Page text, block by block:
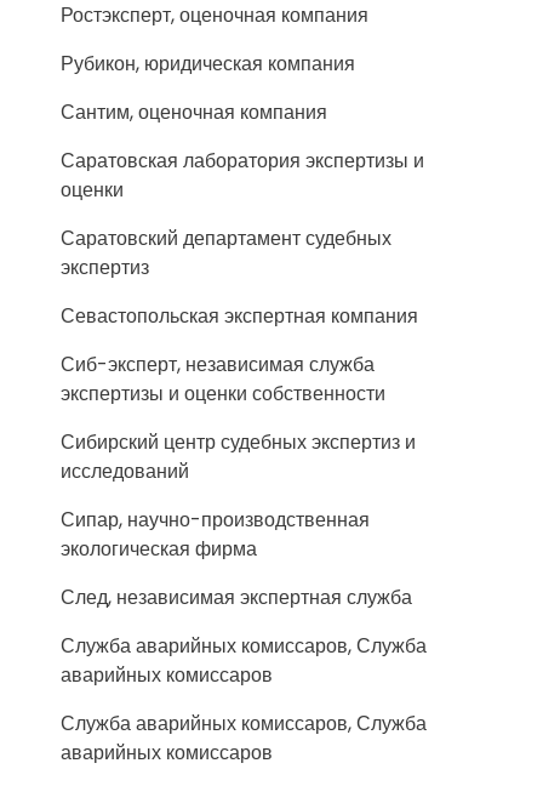
Ростэксперт, оценочная компания
Рубикон, юридическая компания
Сантим, оценочная компания
Саратовская лаборатория экспертизы и
оценки
Саратовский департамент судебных
экспертиз
Севастопольская экспертная компания
Сиб-эксперт, независимая служба
экспертизы и оценки собственности
Сибирский центр судебных экспертиз и
исследований
Сипар, научно-производственная
экологическая фирма
След, независимая экспертная служба
Служба аварийных комиссаров, Служба
аварийных комиссаров
Служба аварийных комиссаров, Служба
аварийных комиссаров